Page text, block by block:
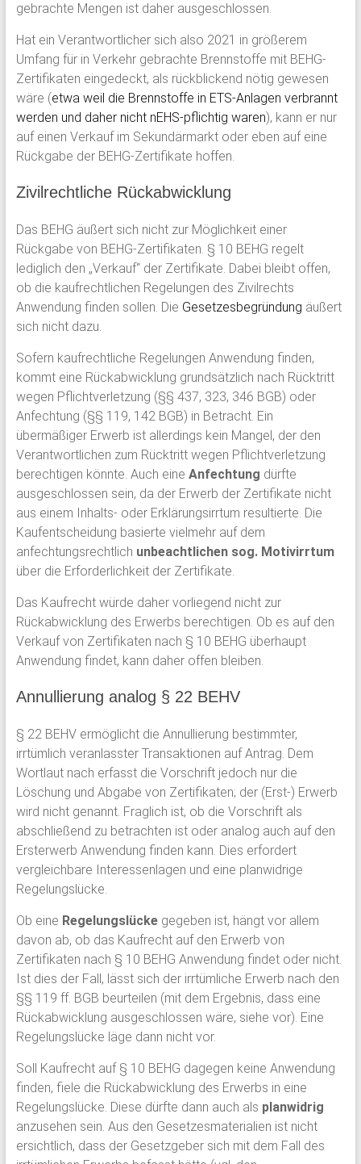
gebrachte Mengen ist daher ausgeschlossen.
Hat ein Verantwortlicher sich also 2021 in größerem
Umfang für in Verkehr gebrachte Brennstoffe mit BEHG-
Zertifikaten eingedeckt, als rückblickend nötig gewesen
wäre (etwa weil die Brennstoffe in ETS-Anlagen verbrannt
werden und daher nicht nEHS-pflichtig waren), kann er nur
auf einen Verkauf im Sekundärmarkt oder eben auf eine
Rückgabe der BEHG-Zertifikate hoffen.
Zivilrechtliche Rückabwicklung
Das BEHG äußert sich nicht zur Möglichkeit einer
Rückgabe von BEHG-Zertifikaten. § 10 BEHG regelt
lediglich den „Verkauf“ der Zertifikate. Dabei bleibt offen,
ob die kaufrechtlichen Regelungen des Zivilrechts
Anwendung finden sollen. Die Gesetzesbegründung äußert
sich nicht dazu.
Sofern kaufrechtliche Regelungen Anwendung finden,
kommt eine Rückabwicklung grundsätzlich nach Rücktritt
wegen Pflichtverletzung (§§ 437, 323, 346 BGB) oder
Anfechtung (§§ 119, 142 BGB) in Betracht. Ein
übermäßiger Erwerb ist allerdings kein Mangel, der den
Verantwortlichen zum Rücktritt wegen Pflichtverletzung
berechtigen könnte. Auch eine Anfechtung dürfte
ausgeschlossen sein, da der Erwerb der Zertifikate nicht
aus einem Inhalts- oder Erklärungsirrtum resultierte. Die
Kaufentscheidung basierte vielmehr auf dem
anfechtungsrechtlich unbeachtlichen sog. Motivirrtum
über die Erforderlichkeit der Zertifikate.
Das Kaufrecht würde daher vorliegend nicht zur
Rückabwicklung des Erwerbs berechtigen. Ob es auf den
Verkauf von Zertifikaten nach § 10 BEHG überhaupt
Anwendung findet, kann daher offen bleiben.
Annullierung analog § 22 BEHV
§ 22 BEHV ermöglicht die Annullierung bestimmter,
irrtümlich veranlasster Transaktionen auf Antrag. Dem
Wortlaut nach erfasst die Vorschrift jedoch nur die
Löschung und Abgabe von Zertifikaten; der (Erst-) Erwerb
wird nicht genannt. Fraglich ist, ob die Vorschrift als
abschließend zu betrachten ist oder analog auch auf den
Ersterwerb Anwendung finden kann. Dies erfordert
vergleichbare Interessenlagen und eine planwidrige
Regelungslücke.
Ob eine Regelungslückegegeben ist, hängt vor allem
davon ab, ob das Kaufrecht auf den Erwerb von
Zertifikaten nach § 10 BEHG Anwendung findet oder nicht.
Ist dies der Fall, lässt sich der irrtümliche Erwerb nach den
§§ 119 ff. BGB beurteilen (mit dem Ergebnis, dass eine
Rückabwicklung ausgeschlossen wäre, siehe vor). Eine
Regelungslücke läge dann nicht vor.
Soll Kaufrecht auf § 10 BEHG dagegen keine Anwendung
finden, fiele die Rückabwicklung des Erwerbs in eine
Regelungslücke. Diese dürfte dann auch als planwidrig
anzusehen sein. Aus den Gesetzesmaterialien ist nicht
ersichtlich, dass der Gesetzgeber sich mit dem Fall des